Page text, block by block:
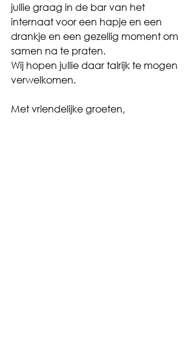
jullie graag in de bar van het
internaat voor een hapje en een
drankje en een gezellig moment om
samen na te praten.
Wij hopen jullie daar talrijk te mogen
verwelkomen.
Met vriendelijke groeten,